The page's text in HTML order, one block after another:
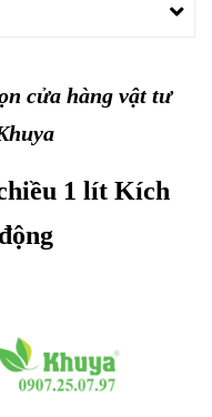
cửa hàng vật tư
1 lít Kích